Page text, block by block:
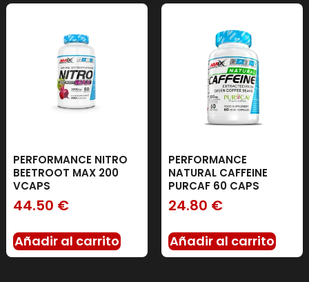
PERFORMANCE NITRO
BEETROOT MAX 200
VCAPS
44.50 €
Añadir al carrito
PERFORMANCE
NATURAL CAFFEINE
PURCAF 60 CAPS
24.80 €
Añadir al carrito